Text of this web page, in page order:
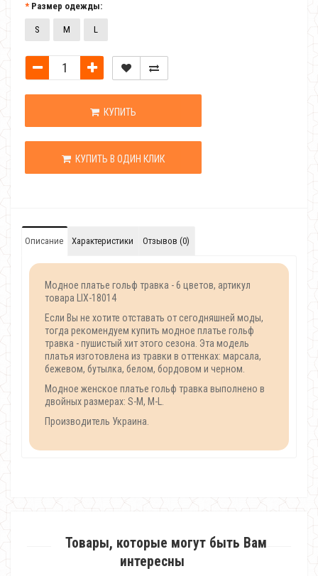
Размер одежды:
S M L
КУПИТЬ
КУПИТЬ В ОДИН КЛИК
Описание Характеристики Отзывов (0)
Модное платье гольф травка - 6 цветов, артикул
товара LIX-18014
Если Вы не хотите отставать от сегодняшней моды,
тогда рекомендуем купить модное платье гольф
травка - пушистый хит этого сезона. Эта модель
платья изготовлена из травки в оттенках: марсала,
бежевом, бутылка, белом, бордовом и черном.
Модное женское платье гольф травка выполнено в
двойных размерах: S-M, M-L.
Производитель Украина.
Товары, которые могут быть Вам
интересны